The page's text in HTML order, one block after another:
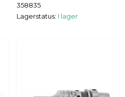
358835
Lagerstatus: I lager